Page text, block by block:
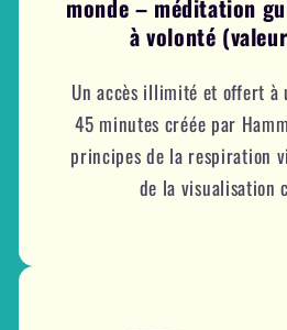
monde – méditation
à volonté
Un accès illimité et offert à
45 minutes créée par
principes de la respiration
de la visualisation